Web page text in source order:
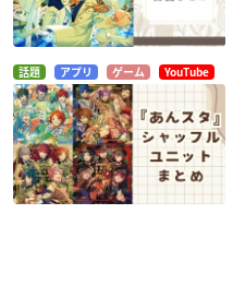
話題 アプリ ゲーム YouTube